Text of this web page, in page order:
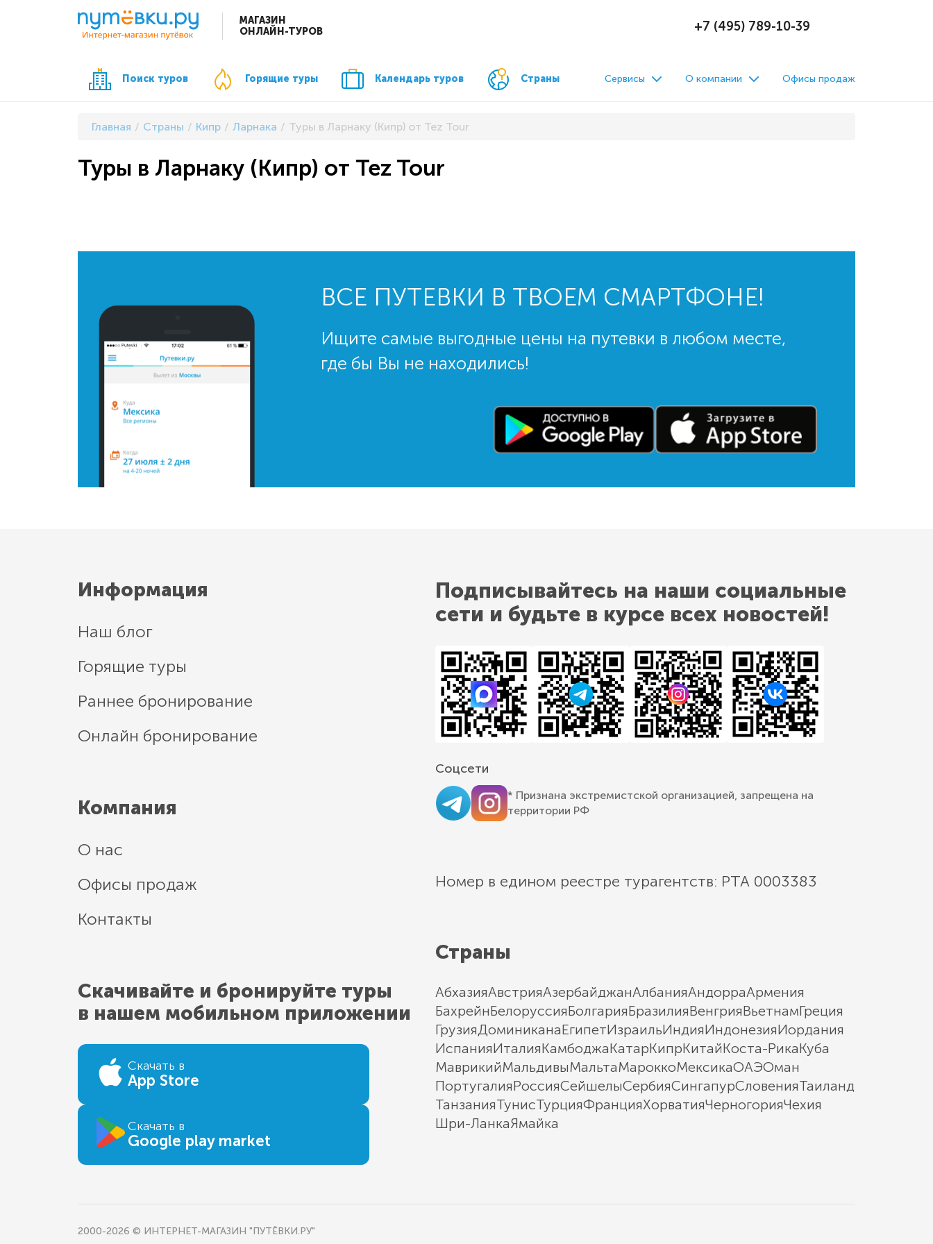
МАГАЗИН
ОНЛАЙН-ТУРОВ
+7 (495) 789-10-39
Поиск туров Горящие туры Календарь туров Страны Сервисы О компании Офисы продаж
Главная Страны Кипр Ларнака Туры в Ларнаку (Кипр) от Tez Tour
Туры в Ларнаку (Кипр) от Tez Tour
ВСЕ ПУТЕВКИ В ТВОЕМ СМАРТФОНЕ!
Ищите самые выгодные цены на путевки в любом месте,
где бы Вы не находились!
Информация
Наш блог
Горящие туры
Раннее бронирование
Онлайн бронирование
Компания
О нас
Офисы продаж
Контакты
Скачивайте и бронируйте туры
в нашем мобильном приложении
Скачать в
App Store
Скачать в
Google play market
Подписывайтесь на наши социальные
сети и будьте в курсе всех новостей!
Соцсети
* Признана экстремистской организацией, запрещена на
территории РФ
Номер в едином реестре турагентств: РТА 0003383
Страны
АбхазияАвстрияАзербайджанАлбанияАндорраАрмения
БахрейнБелоруссияБолгарияБразилияВенгрияВьетнамГреция
ГрузияДоминиканаЕгипетИзраильИндияИндонезияИордания
ИспанияИталияКамбоджаКатарКипрКитайКоста-РикаКуба
МаврикийМальдивыМальтаМароккоМексикаОАЭОман
ПортугалияРоссияСейшелыСербияСингапурСловенияТаиланд
ТанзанияТунисТурцияФранцияХорватияЧерногорияЧехия
Шри-ЛанкаЯмайка
2000-2026 © ИНТЕРНЕТ-МАГАЗИН "ПУТЁВКИ.РУ"